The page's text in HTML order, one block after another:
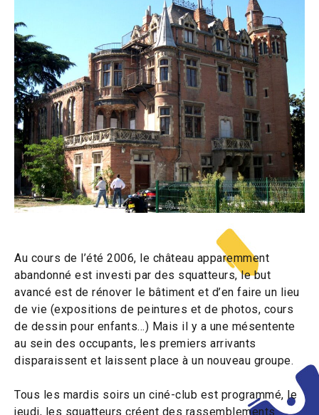
Au cours de l’été 2006, le château apparemment
abandonné est investi par des squatteurs, le but
avancé est de rénover le bâtiment et d’en faire un lieu
de vie (expositions de peintures et de photos, cours
de dessin pour enfants…) Mais il y a une mésentente
au sein des occupants, les premiers arrivants
disparaissent et laissent place à un nouveau groupe.
Tous les mardis soirs un ciné-club est programmé, le
jeudi, les squatteurs créent des rassemblements